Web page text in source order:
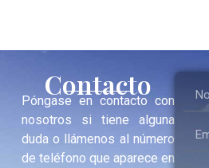
Contacto
Póngase en contacto con
nosotros si tiene alguna
duda o llámenos al número
de teléfono que aparece en